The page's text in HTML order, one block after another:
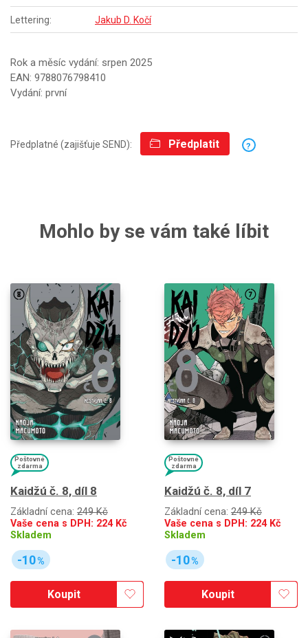
Lettering: Jakub D. Kočí
Rok a měsíc vydání: srpen 2025
EAN: 9788076798410
Vydání: první
Předplatné (zajišťuje SEND): Předplatit ?
Mohlo by se vám také líbit
Poštovné
zdarma
Kaidžú č. 8, díl 8
Základní cena: 249 Kč
Vaše cena s DPH: 224Kč
Skladem
-10%
Koupit
Poštovné
zdarma
Kaidžú č. 8, díl 7
Základní cena: 249 Kč
Vaše cena s DPH: 224Kč
Skladem
-10%
Koupit